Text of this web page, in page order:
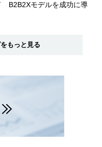
B2B2Xモデルを成功に導
もっと見る